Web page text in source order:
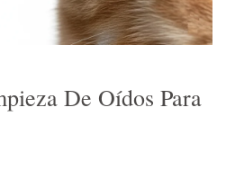
De Oídos Para